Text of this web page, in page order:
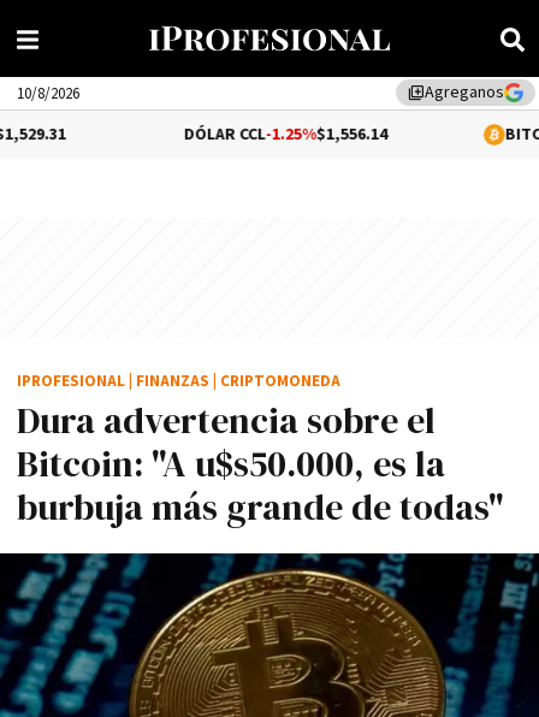
library_addAgreganos
10/8/2026
-1.25%$1,556.14 0.02%
Dura advertencia sobre el
Bitcoin: "A u$s50.000, es la
burbuja más grande de todas"
IPROFESIONAL FINANZAS CRIPTOMONEDA